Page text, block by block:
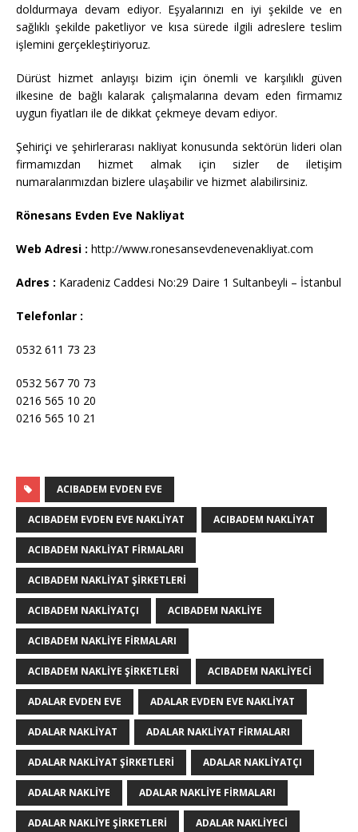
doldurmaya devam ediyor. Eşyalarınızı en iyi şekilde ve en
sağlıklı şekilde paketliyor ve kısa sürede ilgili adreslere teslim
işlemini gerçekleştiriyoruz.
Dürüst hizmet anlayışı bizim için önemli ve karşılıklı güven
ilkesine de bağlı kalarak çalışmalarına devam eden firmamız
uygun fiyatları ile de dikkat çekmeye devam ediyor.
Şehiriçi ve şehirlerarası nakliyat konusunda sektörün lideri olan
firmamızdan hizmet almak için sizler de iletişim
numaralarımızdan bizlere ulaşabilir ve hizmet alabilirsiniz.
Rönesans Evden Eve Nakliyat
Web Adresi : http://www.ronesansevdenevenakliyat.com
Adres : Karadeniz Caddesi No:29 Daire 1 Sultanbeyli – İstanbul
Telefonlar :
0532 611 73 23
0532 567 70 73
0216 565 10 20
0216 565 10 21
ACIBADEM EVDEN EVE
ACIBADEM EVDEN EVE NAKLIYAT ACIBADEM NAKLIYAT
ACIBADEM NAKLIYAT FIRMALARI
ACIBADEM NAKLIYAT ŞIRKETLERI
ACIBADEM NAKLIYATÇI ACIBADEM NAKLIYE
ACIBADEM NAKLIYE FIRMALARI
ACIBADEM NAKLIYE ŞIRKETLERI ACIBADEM NAKLIYECI
ADALAR EVDEN EVE ADALAR EVDEN EVE NAKLIYAT
ADALAR NAKLIYAT ADALAR NAKLIYAT FIRMALARI
ADALAR NAKLIYAT ŞIRKETLERI ADALAR NAKLIYATÇI
ADALAR NAKLIYE ADALAR NAKLIYE FIRMALARI
ADALAR NAKLIYE ŞIRKETLERI ADALAR NAKLIYECI